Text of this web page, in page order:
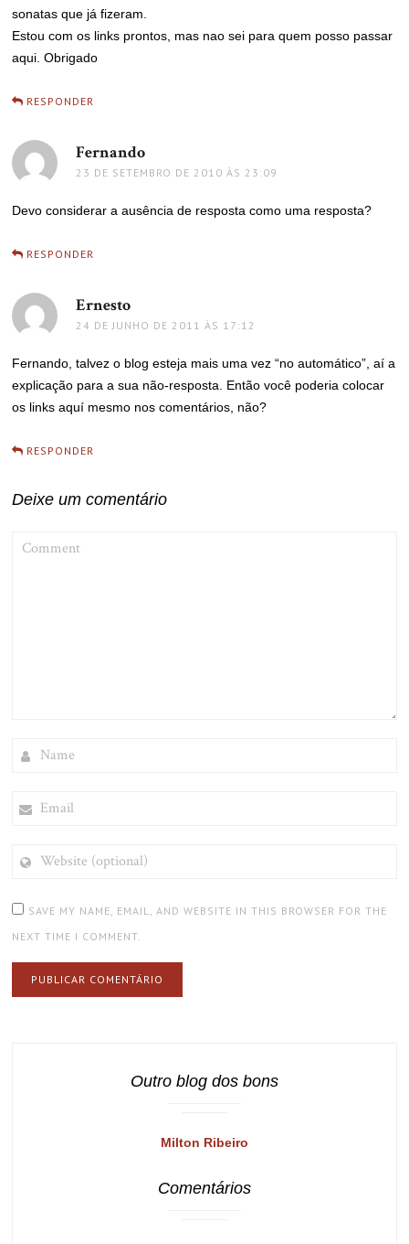
sonatas que já fizeram.
Estou com os links prontos, mas nao sei para quem posso passar
aqui. Obrigado
RESPONDER
Fernando
23 DE SETEMBRO DE 2010 ÀS 23:09
Devo considerar a ausência de resposta como uma resposta?
RESPONDER
Ernesto
24 DE JUNHO DE 2011 ÀS 17:12
Fernando, talvez o blog esteja mais uma vez “no automático”, aí a
explicação para a sua não-resposta. Então você poderia colocar
os links aquí mesmo nos comentários, não?
RESPONDER
Deixe um comentário
(OPTIONAL)
SAVE MY NAME, EMAIL, AND WEBSITE IN THIS BROWSER FOR THE
NEXT TIME I COMMENT.
Outro blog dos bons
Milton Ribeiro
Comentários